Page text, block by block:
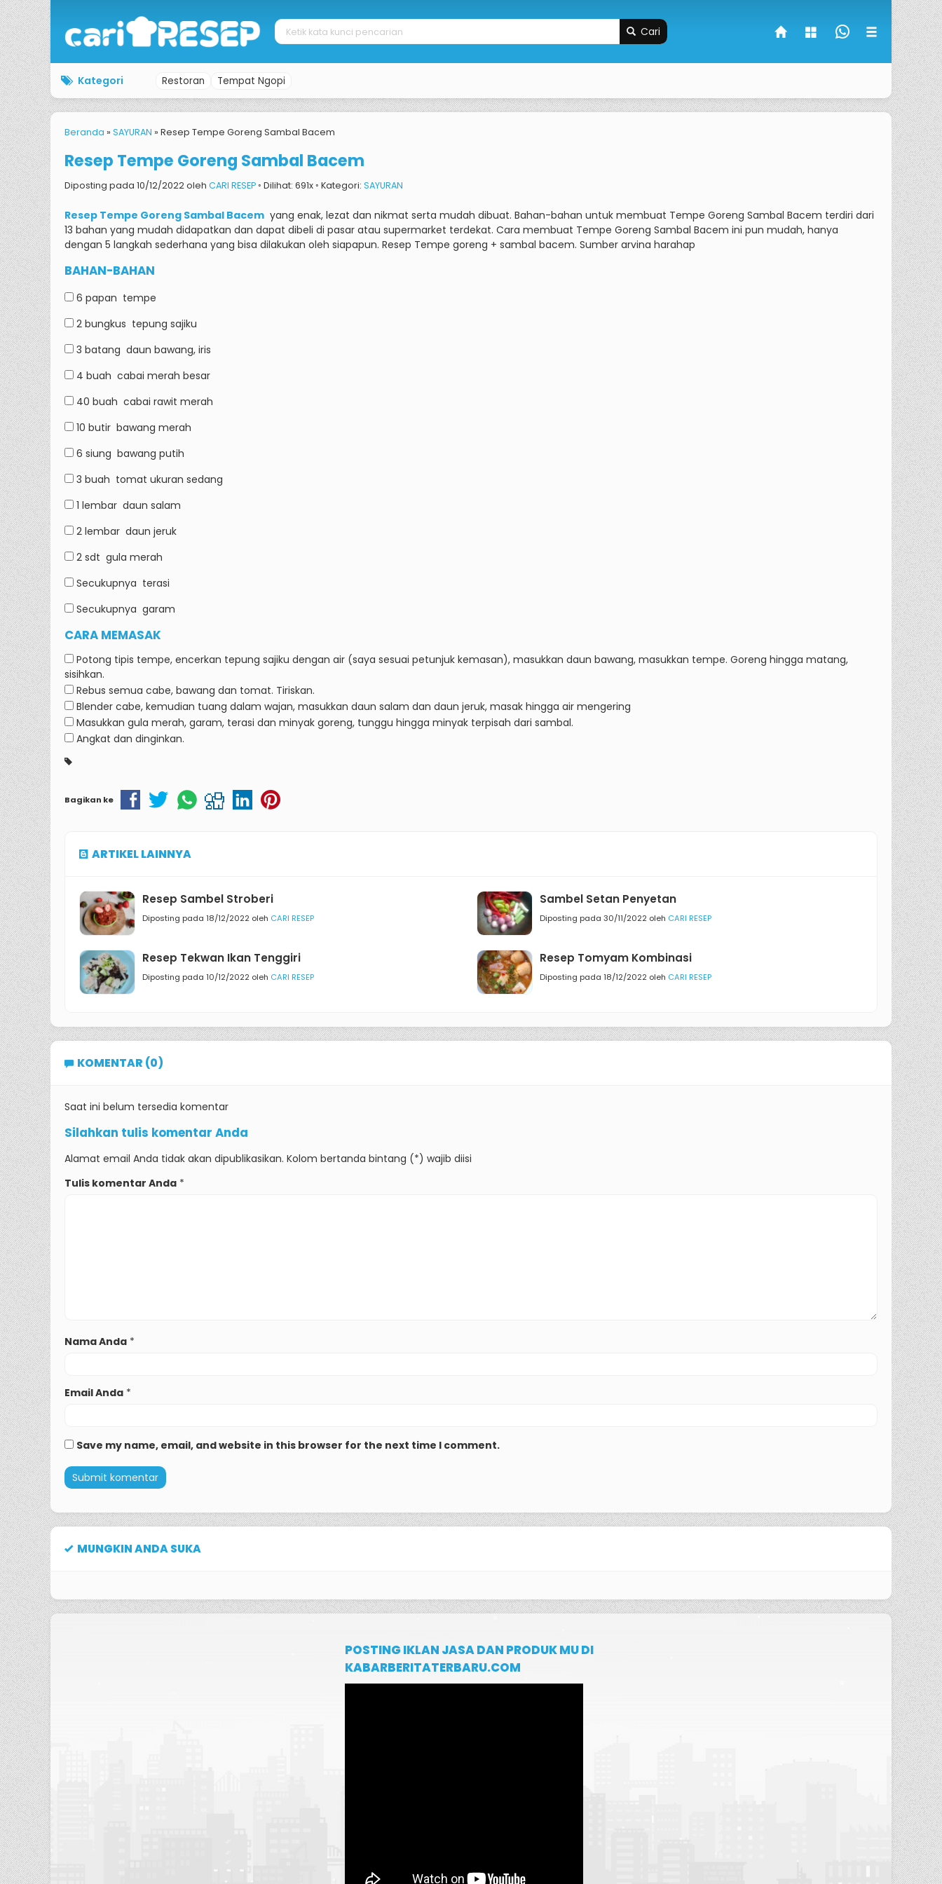
Cari
Kategori Restoran Tempat Ngopi
Beranda » SAYURAN » Resep Tempe Goreng Sambal Bacem
Resep Tempe Goreng Sambal Bacem
Diposting pada 10/12/2022 oleh CARI RESEP◦ Dilihat: 691x ◦ Kategori: SAYURAN
Resep Tempe Goreng Sambal Bacem yang enak, lezat dan nikmat serta mudah dibuat. Bahan-bahan untuk membuat Tempe Goreng Sambal Bacem terdiri dari
13 bahan yang mudah didapatkan dan dapat dibeli di pasar atau supermarket terdekat. Cara membuat Tempe Goreng Sambal Bacem ini pun mudah, hanya
dengan 5 langkah sederhana yang bisa dilakukan oleh siapapun. Resep Tempe goreng + sambal bacem. Sumber arvina harahap
BAHAN-BAHAN
6 papan tempe
2 bungkus tepung sajiku
3 batang daun bawang, iris
4 buah cabai merah besar
40 buah cabai rawit merah
10 butir bawang merah
6 siung bawang putih
3 buah tomat ukuran sedang
1 lembar daun salam
2 lembar daun jeruk
2 sdt gula merah
Secukupnya terasi
Secukupnya garam
CARA MEMASAK
Potong tipis tempe, encerkan tepung sajiku dengan air (saya sesuai petunjuk kemasan), masukkan daun bawang, masukkan tempe. Goreng hingga matang,
sisihkan.
Rebus semua cabe, bawang dan tomat. Tiriskan.
Blender cabe, kemudian tuang dalam wajan, masukkan daun salam dan daun jeruk, masak hingga air mengering
Masukkan gula merah, garam, terasi dan minyak goreng, tunggu hingga minyak terpisah dari sambal.
Angkat dan dinginkan.
Bagikan ke
ARTIKEL LAINNYA
Resep Sambel Stroberi
Diposting pada 18/12/2022 oleh CARI RESEP
Sambel Setan Penyetan
Diposting pada 30/11/2022 oleh CARI RESEP
Resep Tekwan Ikan Tenggiri
Diposting pada 10/12/2022 oleh CARI RESEP
Resep Tomyam Kombinasi
Diposting pada 18/12/2022 oleh CARI RESEP
KOMENTAR (0)
Saat ini belum tersedia komentar
Silahkan tulis komentar Anda
Alamat email Anda tidak akan dipublikasikan. Kolom bertanda bintang (*) wajib diisi
Tulis komentar Anda *
Nama Anda *
Email Anda *
Save my name, email, and website in this browser for the next time I comment.
MUNGKIN ANDA SUKA
POSTING IKLAN JASA DAN PRODUK MU DI
KABARBERITATERBARU.COM